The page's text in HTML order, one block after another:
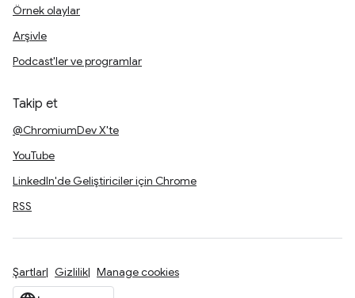
Örnek olaylar
Arşivle
Podcast'ler ve programlar
Takip et
@ChromiumDev X'te
YouTube
LinkedIn'de Geliştiriciler için Chrome
RSS
Şartlar Gizlilik Manage cookies